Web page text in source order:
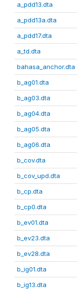
a_pdd13.dta
a_pdd13a.dta
a_pdd17.dta
a_td.dta
bahasa_anchor.dta
b_ag01.dta
b_ag03.dta
b_ag04.dta
b_ag05.dta
b_ag06.dta
b_cov.dta
b_cov_upd.dta
b_cp.dta
b_cp0.dta
b_ev01.dta
b_ev23.dta
b_ev28.dta
b_ig01.dta
b_ig13.dta